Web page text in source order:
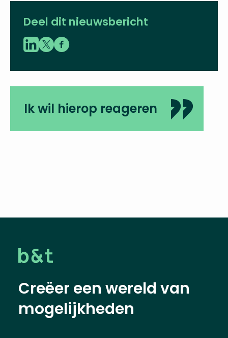
Deel dit nieuwsbericht
Ik wil hierop reageren
Creëer een wereld van
mogelijkheden